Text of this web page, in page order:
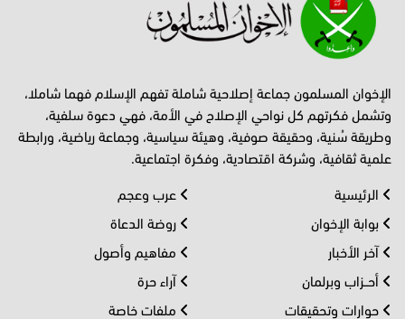
الإخوان المسلمون جماعة إصلاحية شاملة تفهم الإسلام فهما شاملا،
وتشمل فكرتهم كل نواحي الإصلاح في الأمة، فهي دعوة سلفية،
وطريقة سُنية، وحقيقة صوفية، وهيئة سياسية، وجماعة رياضية، ورابطة
علمية ثقافية، وشركة اقتصادية، وفكرة اجتماعية.
الرئيسية
بوابة الإخوان
آخر الأخبار
أحــزاب وبرلمان
حوارات وتحقيقات
عرب وعجم
روضة الدعاة
مفاهيم وأصول
آراء حرة
ملفات خاصة